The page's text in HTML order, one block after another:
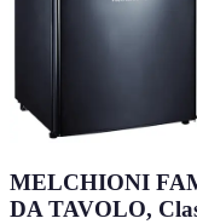
MELCHIONI
DA TAVOLO,